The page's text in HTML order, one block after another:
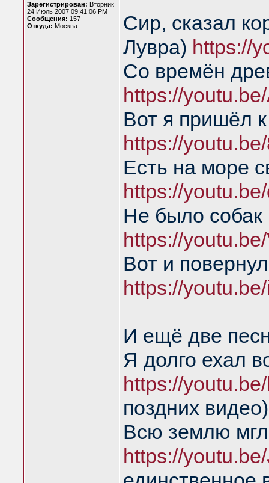
Зарегистрирован: Вторник
24 Июль 2007 09:41:06 PM
Сообщения: 157
Откуда: Москва
Сир, сказал
Лувра) https://
Со времён
https://
Вот я пришёл
https://
Есть на море
https://
Не было собак
https://
Вот и
https://
И ещё две
Я долго ехал
https://
поздних видео)
Всю землю
https://